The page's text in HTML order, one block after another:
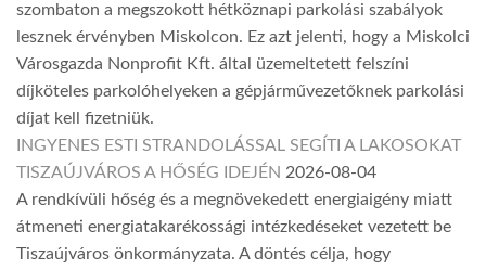
szombaton a megszokott hétköznapi parkolási szabályok
lesznek érvényben Miskolcon. Ez azt jelenti, hogy a Miskolci
Városgazda Nonprofit Kft. által üzemeltetett felszíni
díjköteles parkolóhelyeken a gépjárművezetőknek parkolási
díjat kell fizetniük.
INGYENES ESTI STRANDOLÁSSAL SEGÍTI A LAKOSOKAT
TISZAÚJVÁROS A HŐSÉG IDEJÉN 2026-08-04
A rendkívüli hőség és a megnövekedett energiaigény miatt
átmeneti energiatakarékossági intézkedéseket vezetett be
Tiszaújváros önkormányzata. A döntés célja, hogy